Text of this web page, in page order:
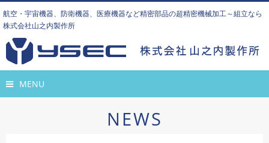
航空・宇宙機器、防衛機器、医療機器など精密部品の超精密機械加工～組立なら
株式会社山之内製作所
MENU
NEWS